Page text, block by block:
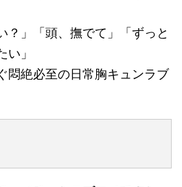
？」「頭、撫でて」「ずっと
い」
悶絶必至の日常胸キュンラブ